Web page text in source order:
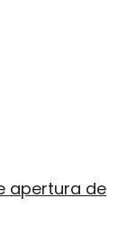
apertura de